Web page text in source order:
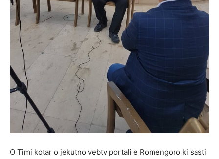
O Timi kotar o jekutno vebtv portali e Romengoro ki sasti